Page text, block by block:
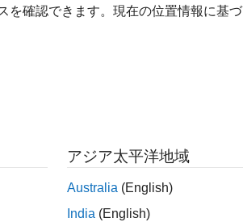
を確認できます。現在の位置情報に基づ
アジア太平洋地域
Australia (English)
India (English)